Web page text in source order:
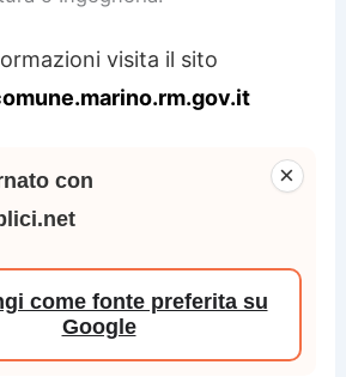
visita il sito
×
con
come fonte preferita su
Google